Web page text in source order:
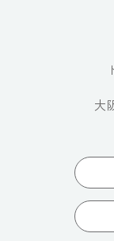
大